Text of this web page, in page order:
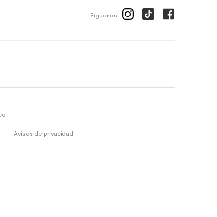
Síguenos:
Avisos de privacidad